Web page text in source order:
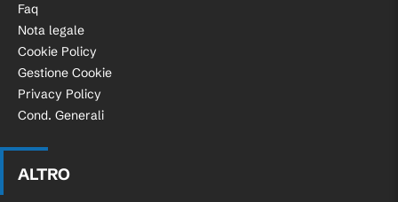
Faq
Nota legale
Cookie Policy
Gestione Cookie
Privacy Policy
Cond. Generali
ALTRO